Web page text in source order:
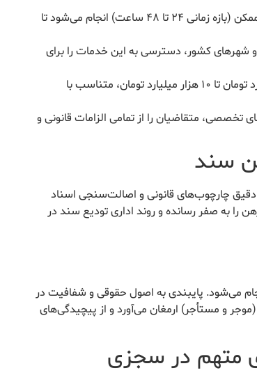
معرفی و تودیع سند ملکی اجاره‌ای در سریع‌ترین زمان ممکن (بازه زمانی ۲۴ تا ۴۸ ساعت) انجام می‌شود تا
و شهرهای کشور، دسترسی به این خدمات را برای
امکان تأمین سند ملکی معتبر از مبالغ ۱ میلیارد تومان تا ۱۰ هزار میلیارد تومان، متناسب با
تخصصی، متقاضیان را از تمامی الزامات قانونی و
سند
چارچوب‌های قانونی و اصالت‌سنجی اسناد
به صفر رسانده و روند اداری تودیع سند در
می‌شود. پایبندی به اصول حقوقی و شفافیت در
و مستأجر) ارمغان می‌آورد و از پیچیدگی‌های
متهم در سجزی